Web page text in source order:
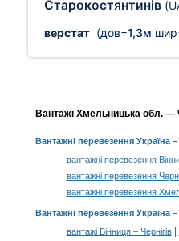
Старокостянтинів
верстат (дов=1,3м
Вантажі Хмельницька обл. —
Вантажні перевезення Україна–
вантажні перевезення
вантажні перевезення
вантажні перевезення
Вантажні перевезення Україна –
вантажі Вінниця – Чернігів|